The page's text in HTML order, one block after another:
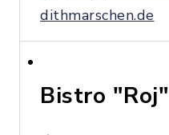
dithmarschen.de
Bistro "Roj"